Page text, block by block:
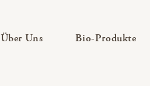
Über Uns— UntermenüBio-Produkte—